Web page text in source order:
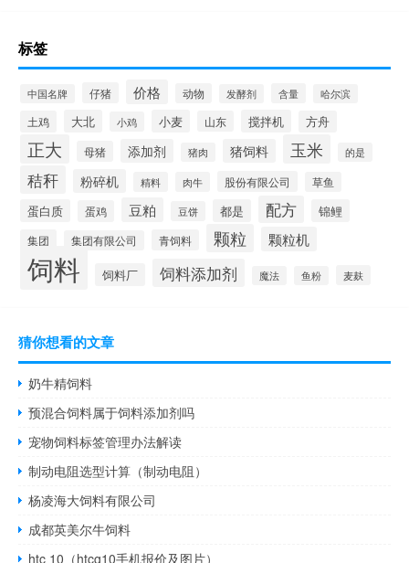
标签
中国名牌 仔猪 价格 动物 发酵剂 含量 哈尔滨
土鸡 大北 小鸡 小麦 山东 搅拌机 方舟
正大 母猪 添加剂 猪肉 猪饲料 玉米 的是
秸秆 粉碎机 精料 肉牛 股份有限公司 草鱼
蛋白质 蛋鸡 豆粕 豆饼 都是 配方 锦鲤
集团 集团有限公司 青饲料 颗粒 颗粒机
饲料 饲料厂 饲料添加剂 魔法 鱼粉 麦麸
猜你想看的文章
奶牛精饲料
预混合饲料属于饲料添加剂吗
宠物饲料标签管理办法解读
制动电阻选型计算（制动电阻）
杨凌海大饲料有限公司
成都英美尔牛饲料
htc 10（htcg10手机报价及图片）